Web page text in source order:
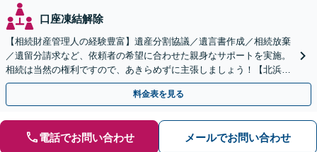
口座凍結解除
【相続財産管理人の経験豊富】遺産分割協議／遺言書作成／相続放棄
／遺留分請求など、依頼者の希望に合わせた親身なサポートを実施。
相続は当然の権利ですので、あきらめずに主張しましょう！【北浜駅
徒歩3分】【初回相談無料】
料金表を見る
電話でお問い合わせ メールでお問い合わせ